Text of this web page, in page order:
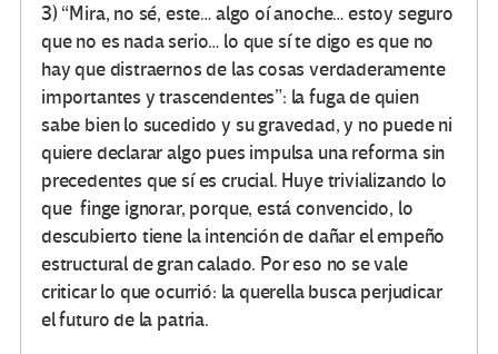
3) “Mira, no sé, este… algo oí anoche… estoy seguro
que no es nada serio… lo que sí te digo es que no
hay que distraernos de las cosas verdaderamente
importantes y trascendentes”: la fuga de quien
sabe bien lo sucedido y su gravedad, y no puede ni
quiere declarar algo pues impulsa una reforma sin
precedentes que sí es crucial. Huye trivializando lo
que finge ignorar, porque, está convencido, lo
descubierto tiene la intención de dañar el empeño
estructural de gran calado. Por eso no se vale
criticar lo que ocurrió: la querella busca perjudicar
el futuro de la patria.